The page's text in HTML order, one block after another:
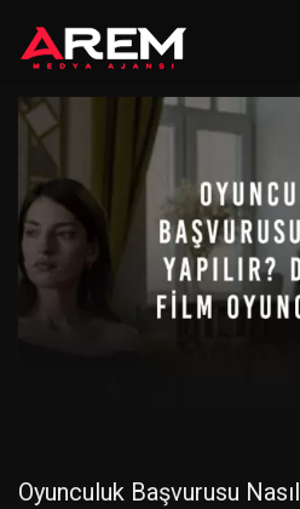
Oyunculuk Başvurusu